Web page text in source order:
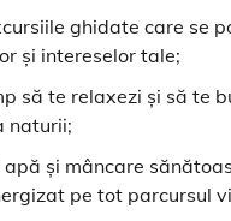
ghidate care se
și intereselor tale;
să te relaxezi și să te
naturii;
și mâncare
pe tot parcursul